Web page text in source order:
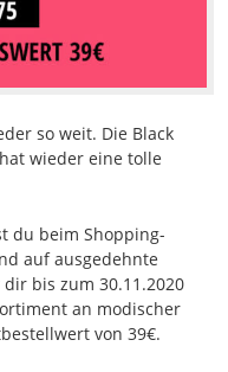
so weit. Die Black
hat wieder eine tolle
du beim Shopping-
auf ausgedehnte
bis zum 30.11.2020
an modischer
von 39€.